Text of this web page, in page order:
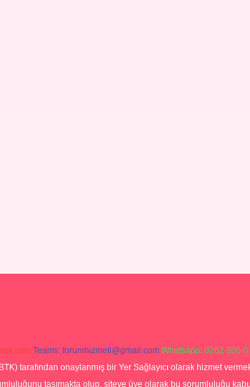
Teams: forumhizmeti@gmail.com Whatsapp: 0262 606 0
tarafından onaylanmış bir Yer Sağlayıcı olarak hizmet
taşımakta olup, siteye üye olarak bu sorumluluğu